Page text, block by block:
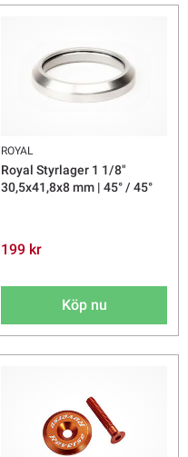
ROYAL
Royal Styrlager 1 1/8"
30,5x41,8x8 mm | 45° / 45°
199 kr
Köp nu